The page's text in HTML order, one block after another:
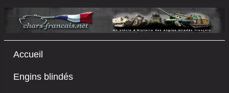
Accueil
Engins blindés